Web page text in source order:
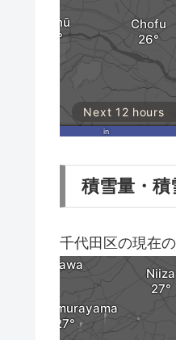
積雪量・積
千代田区の現在